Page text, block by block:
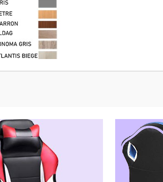
LIRE LA SUITE